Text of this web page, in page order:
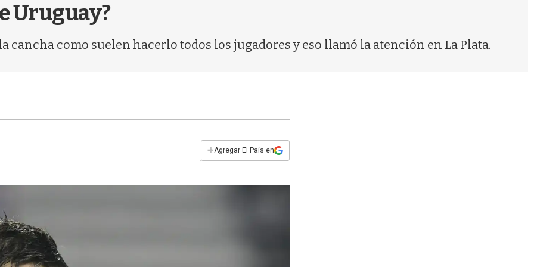
Uruguay?
cancha como suelen hacerlo todos los jugadores y eso llamó la atención en La Plata.
+Agregar El País en